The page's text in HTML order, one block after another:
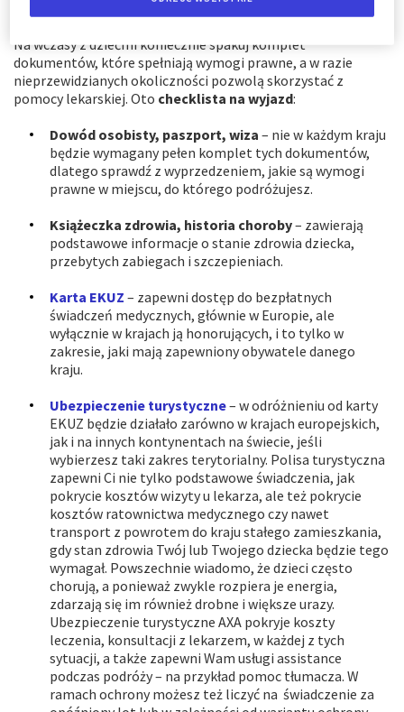
Dokumenty potrzebne na wakacje z dzieckiem
Na wczasy z dziećmi koniecznie spakuj komplet
dokumentów, które spełniają wymogi prawne, a w razie
nieprzewidzianych okoliczności pozwolą skorzystać z
pomocy lekarskiej. Oto checklista na wyjazd:
Dowód osobisty, paszport, wiza – nie w każdym kraju
będzie wymagany pełen komplet tych dokumentów,
dlatego sprawdź z wyprzedzeniem, jakie są wymogi
prawne w miejscu, do którego podróżujesz.
Książeczka zdrowia, historia choroby– zawierają
podstawowe informacje o stanie zdrowia dziecka,
przebytych zabiegach i szczepieniach.
Karta EKUZ – zapewni dostęp do bezpłatnych
świadczeń medycznych, głównie w Europie, ale
wyłącznie w krajach ją honorujących, i to tylko w
zakresie, jaki mają zapewniony obywatele danego
kraju.
Ubezpieczenie turystyczne– w odróżnieniu od karty
EKUZ będzie działało zarówno w krajach europejskich,
jak i na innych kontynentach na świecie, jeśli
wybierzesz taki zakres terytorialny. Polisa turystyczna
zapewni Ci nie tylko podstawowe świadczenia, jak
pokrycie kosztów wizyty u lekarza, ale też pokrycie
kosztów ratownictwa medycznego czy nawet
transport z powrotem do kraju stałego zamieszkania,
gdy stan zdrowia Twój lub Twojego dziecka będzie tego
wymagał. Powszechnie wiadomo, że dzieci często
chorują, a ponieważ zwykle rozpiera je energia,
zdarzają się im również drobne i większe urazy.
Ubezpieczenie turystyczne AXA pokryje koszty
leczenia, konsultacji z lekarzem, w każdej z tych
sytuacji, a także zapewni Wam usługi assistance
podczas podróży – na przykład pomoc tłumacza. W
ramach ochrony możesz też liczyć na świadczenie za